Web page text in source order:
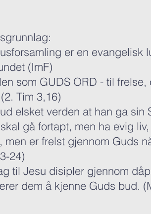
er en evangelisk
(ImF)
som GUDS ORD - til
Tim 3,16)
elsket verden at han ga
gå fortapt, men ha evig
men er frelst gjennom Guds
24)
til Jesu disipler gjennom
dem å kjenne Guds bud.